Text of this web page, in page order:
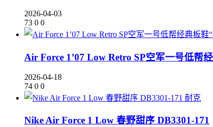
2026-04-03
73 0 0
Air Force 1’07 Low Retro SP空军一号低帮
2026-04-18
74 0 0
耐克
Nike Air Force 1 Low 春野甜序 DB3301-171